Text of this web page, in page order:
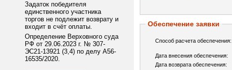
Задаток победителя
единственного участника
торгов не подлежит возврату и
входит в счёт оплаты.
Определение Верховного суда
РФ от 29.06.2023 г. № 307-
ЭС21-13921 (3,4) по делу А56-
16535/2020.
Обеспечение заявки
Способ расчета обеспечения:
Дата внесения обеспечения:
Дата возврата обеспечения: